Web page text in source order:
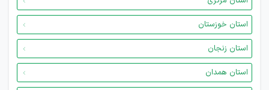
استان خوزستان
استان زنجان
استان همدان